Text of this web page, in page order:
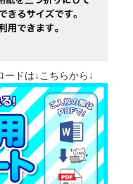
+
+
ドは↓こちらから↓